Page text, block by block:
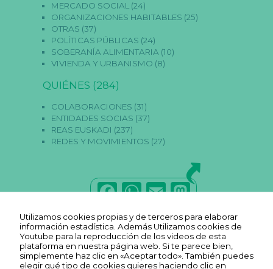
MERCADO SOCIAL (24)
ORGANIZACIONES HABITABLES (25)
OTRAS (37)
POLÍTICAS PÚBLICAS (24)
SOBERANÍA ALIMENTARIA (10)
VIVIENDA Y URBANISMO (8)
QUIÉNES (284)
COLABORACIONES (31)
ENTIDADES SOCIAS (37)
REAS EUSKADI (237)
REDES Y MOVIMIENTOS (27)
F
a
c
e
W
h
a
ts
E
m
ai
l
M
a
st
o
Utilizamos cookies propias y de terceros para elaborar
información estadística. Además Utilizamos cookies de
Youtube para la reproducción de los videos de esta
plataforma en nuestra página web. Si te parece bien,
simplemente haz clic en «Aceptar todo». También puedes
elegir qué tipo de cookies quieres haciendo clic en